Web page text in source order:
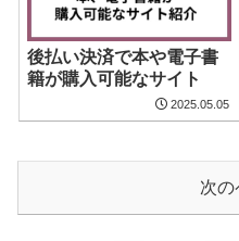
後払い決済で本や電子書
籍が購入可能なサイト
2025.05.05
次の